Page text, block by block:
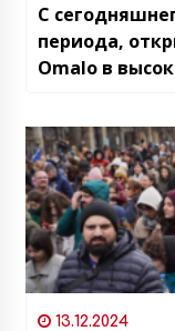
С
периода,
Omalo в
13.12.2024